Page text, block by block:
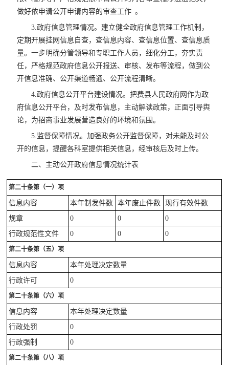
做好依申请公开申请内容的审查工作 。
3.政府信息管理情况。建立健全政府信息管理工作机制，
定期开展挂网信息自查，查信息内容、查信息位置、查信息质
量。一步明确分管领导和专职工作人员，细化分工，夯实责
任，严格规范政府信息公开报送、审核、发布等流程，做到公
开信息准确、公开渠道畅通、公开流程清晰。
4.政府信息公开平台建设情况。把费县人民政府网作为政
府信息公开平台，及时发布信息，主动解读政策，正面引导舆
论，为招商事业发展营造良好的环境和氛围。
5.监督保障情况。加强政务公开监督保障，对未能及时公
开的信息，提醒各科室提供相关信息，经审核后及时上传。
二、主动公开政府信息情况统计表
第二十条第（一）项
信息内容 本年制发件数 本年废止件数
现行有效件数
规章
0 0
0
行政规范性文件
0 0 0
第二十条第（五）项
信息内容
本年处理决定数量
行政许可
0
第二十条第（六）项
信息内容
本年处理决定数量
行政处罚
0
行政强制
0
第二十条第（八）项